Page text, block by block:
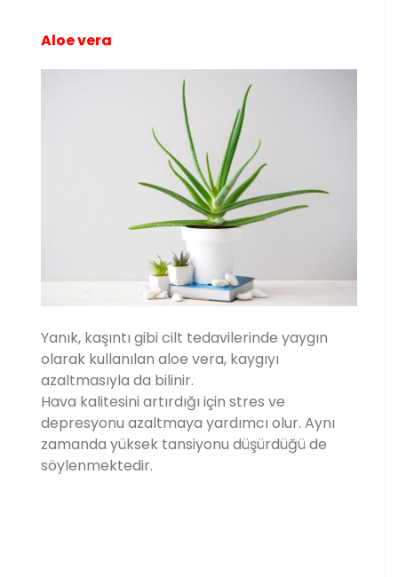
Aloe vera
Yanık, kaşıntı gibi cilt tedavilerinde yaygın
olarak kullanılan aloe vera, kaygıyı
azaltmasıyla da bilinir.
Hava kalitesini artırdığı için stres ve
depresyonu azaltmaya yardımcı olur. Aynı
zamanda yüksek tansiyonu düşürdüğü de
söylenmektedir.